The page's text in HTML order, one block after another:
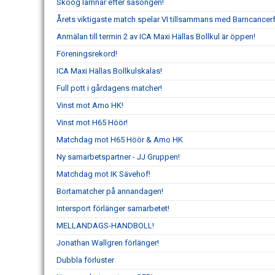
Skoog lämnar efter säsongen!
Årets viktigaste match spelar VI tillsammans med
Anmälan till termin 2 av ICA Maxi Hällas Bollkul är öppen!
Föreningsrekord!
ICA Maxi Hällas Bollkulskalas!
Full pott i gårdagens matcher!
Vinst mot Amo HK!
Vinst mot H65 Höör!
Matchdag mot H65 Höör & Amo HK
Ny samarbetspartner - JJ Gruppen!
Matchdag mot IK Sävehof!
Bortamatcher på annandagen!
Intersport förlänger samarbetet!
MELLANDAGS-HANDBOLL!
Jonathan Wallgren förlänger!
Dubbla förluster